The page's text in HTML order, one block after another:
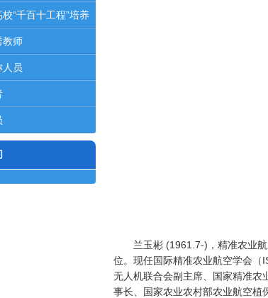
校“千百十工程”培养
教师
人员
兰玉彬 (1961.7-)，精准农业
位。现任国际精准农业航空学会（
无人机联合会副主席、国家精准农
事长、国家农业农村部农业航空植